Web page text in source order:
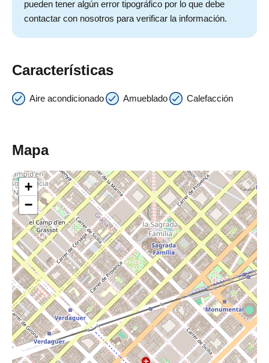
pueden tener algún error tipográfico por lo que debe
contactar con nosotros para verificar la información.
Características
Aire acondicionado Amueblado Calefacción
Mapa
+
−